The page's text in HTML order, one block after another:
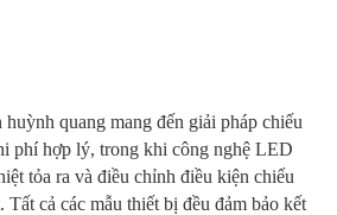
quang mang đến giải pháp chiếu
phí hợp lý, trong khi công nghệ LED
tỏa ra và điều chỉnh điều kiện chiếu
Tất cả các mẫu thiết bị đều đảm bảo kết